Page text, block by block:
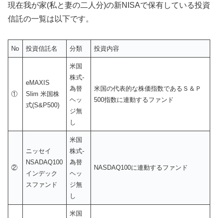
現在我が家(私と妻の二人分)の新NISAで保有している投資
信託の一覧は以下です。
No 投資信託名 分類 投資内容
①
eMAXIS
Slim 米国株
式(S&P500)
米国
株式-
為替
ヘッ
ジ無
し
米国の代表的な株価指数であるＳ＆Ｐ
500指数に連動するファンド
②
ニッセイ
NSADAQ100
インデック
スファンド
米国
株式-
為替
ヘッ
ジ無
し
NASDAQ100に連動するファンド
米国